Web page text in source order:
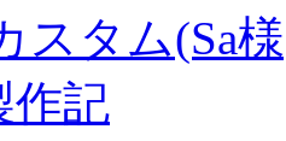
スタム(Sa
作記